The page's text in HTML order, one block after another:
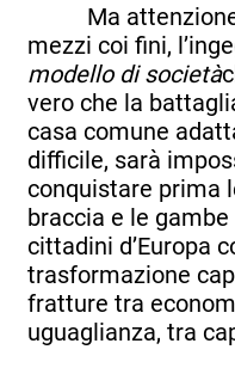
Ma attenzione
mezzi coi fini,
modello di società
vero che la
casa comune
difficile, sarà
conquistare prima
braccia e le
cittadini d’Europa
trasformazione
fratture tra
uguaglianza, tra